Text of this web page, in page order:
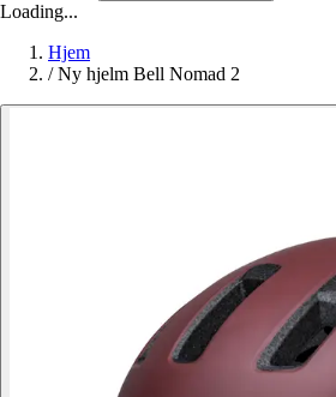
Loading...
Hjem
/ Ny hjelm Bell Nomad 2